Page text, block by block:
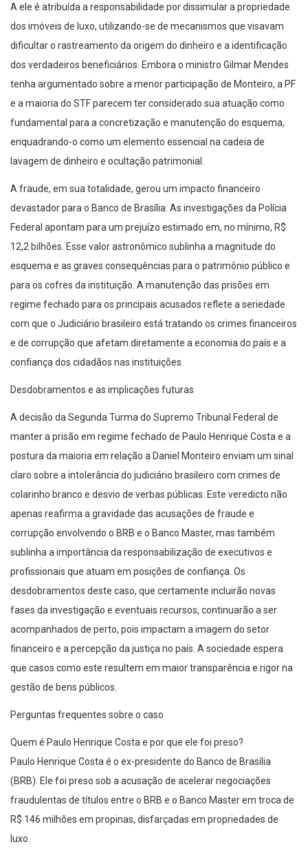
A ele é atribuída a responsabilidade por dissimular a propriedade
dos imóveis de luxo, utilizando-se de mecanismos que visavam
dificultar o rastreamento da origem do dinheiro e a identificação
dos verdadeiros beneficiários. Embora o ministro Gilmar Mendes
tenha argumentado sobre a menor participação de Monteiro, a PF
e a maioria do STF parecem ter considerado sua atuação como
fundamental para a concretização e manutenção do esquema,
enquadrando-o como um elemento essencial na cadeia de
lavagem de dinheiro e ocultação patrimonial.
A fraude, em sua totalidade, gerou um impacto financeiro
devastador para o Banco de Brasília. As investigações da Polícia
Federal apontam para um prejuízo estimado em, no mínimo, R$
12,2 bilhões. Esse valor astronômico sublinha a magnitude do
esquema e as graves consequências para o patrimônio público e
para os cofres da instituição. A manutenção das prisões em
regime fechado para os principais acusados reflete a seriedade
com que o Judiciário brasileiro está tratando os crimes financeiros
e de corrupção que afetam diretamente a economia do país e a
confiança dos cidadãos nas instituições.
Desdobramentos e as implicações futuras
A decisão da Segunda Turma do Supremo Tribunal Federal de
manter a prisão em regime fechado de Paulo Henrique Costa e a
postura da maioria em relação a Daniel Monteiro enviam um sinal
claro sobre a intolerância do judiciário brasileiro com crimes de
colarinho branco e desvio de verbas públicas. Este veredicto não
apenas reafirma a gravidade das acusações de fraude e
corrupção envolvendo o BRB e o Banco Master, mas também
sublinha a importância da responsabilização de executivos e
profissionais que atuam em posições de confiança. Os
desdobramentos deste caso, que certamente incluirão novas
fases da investigação e eventuais recursos, continuarão a ser
acompanhados de perto, pois impactam a imagem do setor
financeiro e a percepção da justiça no país. A sociedade espera
que casos como este resultem em maior transparência e rigor na
gestão de bens públicos.
Perguntas frequentes sobre o caso
Quem é Paulo Henrique Costa e por que ele foi preso?
Paulo Henrique Costa é o ex-presidente do Banco de Brasília
(BRB). Ele foi preso sob a acusação de acelerar negociações
fraudulentas de títulos entre o BRB e o Banco Master em troca de
R$ 146 milhões em propinas, disfarçadas em propriedades de
luxo.